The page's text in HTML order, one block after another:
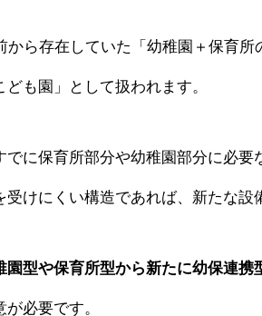
から存在していた「幼稚園＋保育
も園」として扱われます。
でに保育所部分や幼稚園部分に必
受けにくい構造であれば、新たな設
園型や保育所型から新たに幼保連
が必要です。